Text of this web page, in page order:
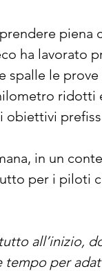
piena
ha lavorato
spalle le
ridotti
obiettivi
in un
per i piloti
all’inizio,
per